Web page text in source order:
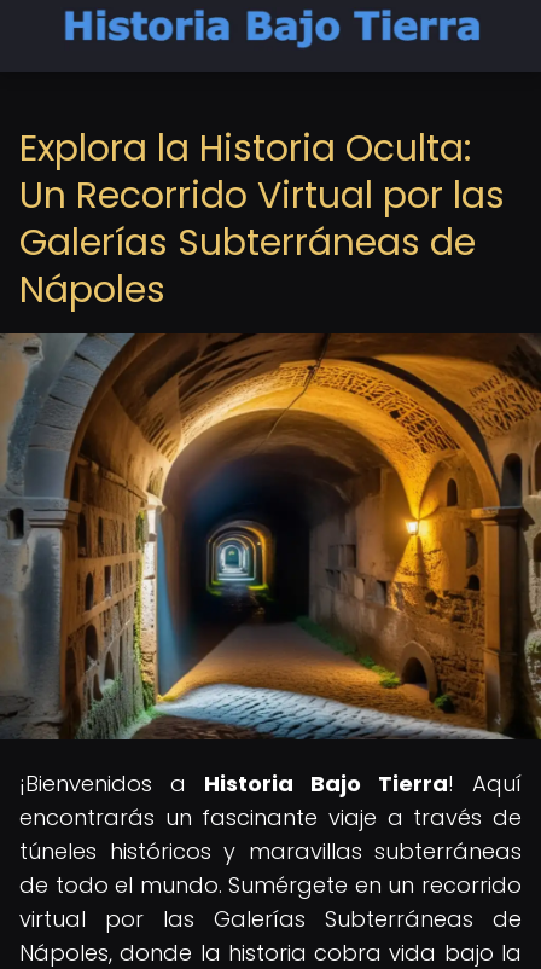
Explora la Historia Oculta:
Un Recorrido Virtual por las
Galerías Subterráneas de
Nápoles
¡Bienvenidos a Historia Bajo Tierra! Aquí
encontrarás un fascinante viaje a través de
túneles históricos y maravillas subterráneas
de todo el mundo. Sumérgete en un recorrido
virtual por las Galerías Subterráneas de
Nápoles, donde la historia cobra vida bajo la